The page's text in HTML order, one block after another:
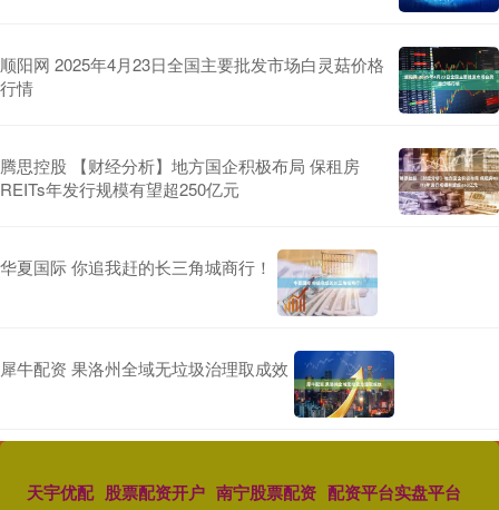
顺阳网 2025年4月23日全国主要批发市场白灵菇价格
行情
腾思控股 【财经分析】地方国企积极布局 保租房
REITs年发行规模有望超250亿元
华夏国际 你追我赶的长三角城商行！
犀牛配资 果洛州全域无垃圾治理取成效
天宇优配 股票配资开户 南宁股票配资 配资平台实盘平台